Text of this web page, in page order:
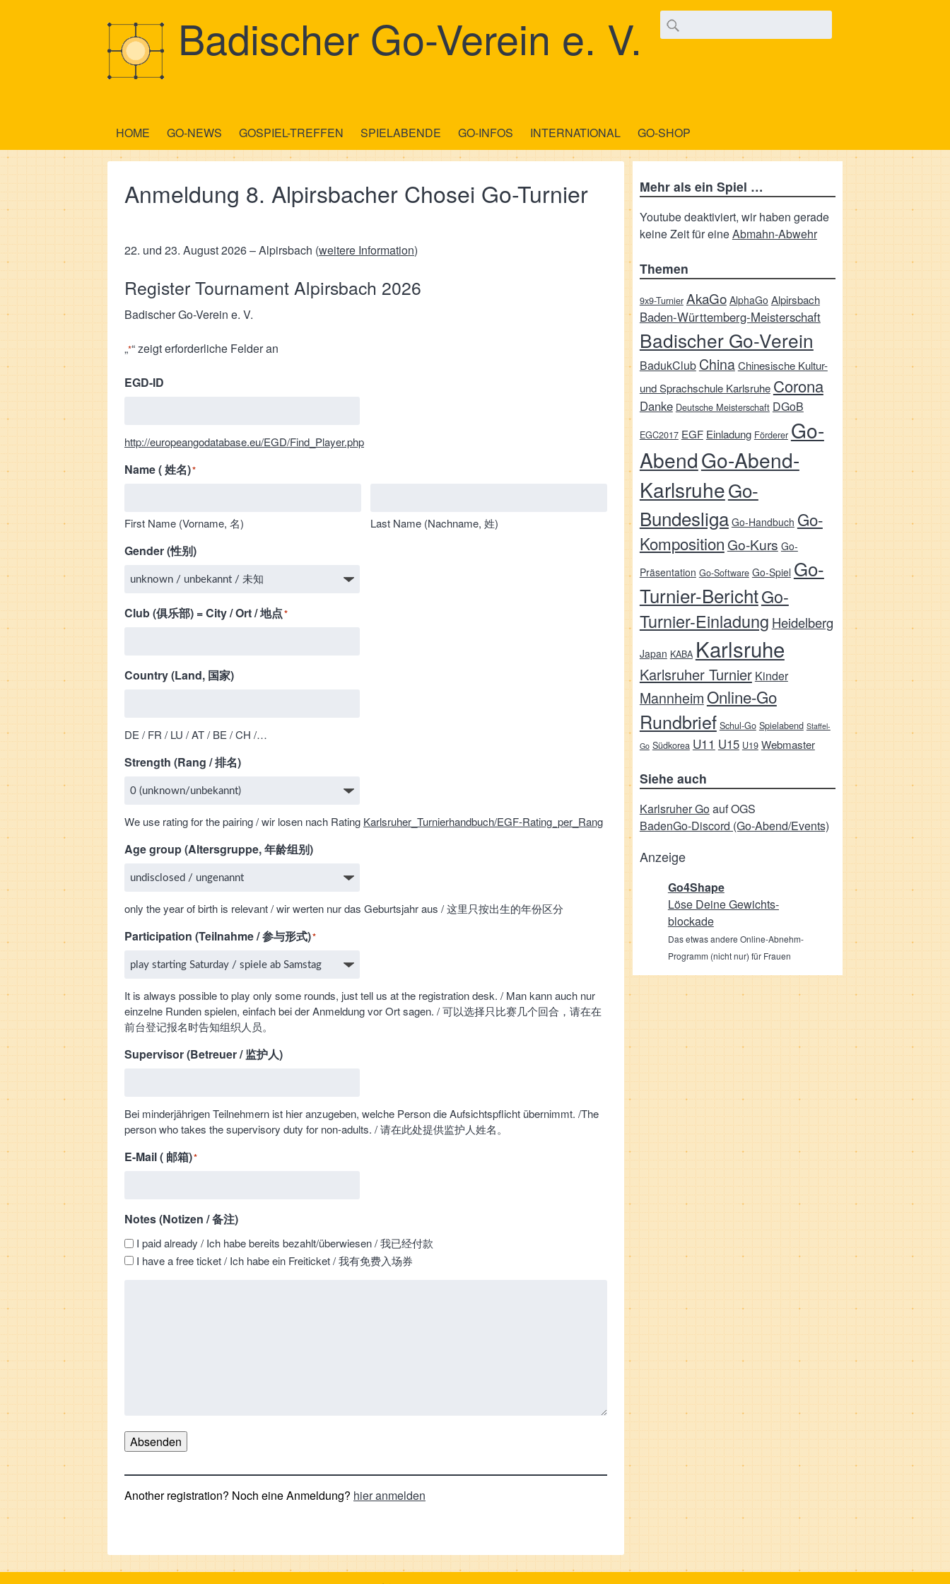
Badischer Go-Verein e. V.
HOME GO-NEWS GOSPIEL-TREFFEN SPIELABENDE GO-INFOS INTERNATIONAL GO-SHOP
Anmeldung 8. Alpirsbacher Chosei Go-Turnier
22. und 23. August 2026 – Alpirsbach (weitere Information)
Register Tournament Alpirsbach 2026
Badischer Go-Verein e. V.
„*“ zeigt erforderliche Felder an
EGD-ID
http://europeangodatabase.eu/EGD/Find_Player.php
Name ( 姓名)*
First Name (Vorname, 名) Last Name (Nachname, 姓)
Gender (性别)
Club (俱乐部) = City / Ort / 地点*
Country (Land, 国家)
DE / FR / LU / AT / BE / CH /…
Strength (Rang / 排名)
We use rating for the pairing / wir losen nach Rating Karlsruher_Turnierhandbuch/EGF-Rating_per_Rang
Age group (Altersgruppe, 年龄组别)
only the year of birth is relevant / wir werten nur das Geburtsjahr aus / 这里只按出生的年份区分
Participation (Teilnahme / 参与形式)*
It is always possible to play only some rounds, just tell us at the registration desk. / Man kann auch nur
einzelne Runden spielen, einfach bei der Anmeldung vor Ort sagen. / 可以选择只比赛几个回合，请在在
前台登记报名时告知组织人员。
Supervisor (Betreuer / 监护人)
Bei minderjährigen Teilnehmern ist hier anzugeben, welche Person die Aufsichtspflicht übernimmt. /The
person who takes the supervisory duty for non-adults. / 请在此处提供监护人姓名。
E-Mail ( 邮箱)*
Notes (Notizen / 备注)
I paid already / Ich habe bereits bezahlt/überwiesen / 我已经付款
I have a free ticket / Ich habe ein Freiticket / 我有免费入场券
Absenden
Another registration? Noch eine Anmeldung? hier anmelden
Mehr als ein Spiel …
Youtube deaktiviert, wir haben gerade
keine Zeit für eineAbmahn-Abwehr
Themen
9x9-Turnier AkaGo AlphaGo Alpirsbach
Baden-Württemberg-Meisterschaft
Badischer Go-Verein
BadukClub ChinaChinesische Kultur-
und Sprachschule Karlsruhe Corona
Danke Deutsche Meisterschaft DGoB
EGC2017 EGF Einladung Förderer Go-
AbendGo-Abend-
KarlsruheGo-
Bundesliga Go-Handbuch Go-
Komposition Go-Kurs Go-
Präsentation Go-Software Go-Spiel Go-
Turnier-BerichtGo-
Turnier-Einladung Heidelberg
Japan KABA Karlsruhe
Karlsruher Turnier Kinder
MannheimOnline-Go
Rundbrief Schul-Go Spielabend Staffel-
Go Südkorea U11 U15 U19 Webmaster
Siehe auch
Karlsruher Goauf OGS
BadenGo-Discord (Go-Abend/Events)
Anzeige
Go4Shape
Löse Deine Gewichts­
blockade
Das etwas andere Online-Abnehm-
Programm (nicht nur) für Frauen